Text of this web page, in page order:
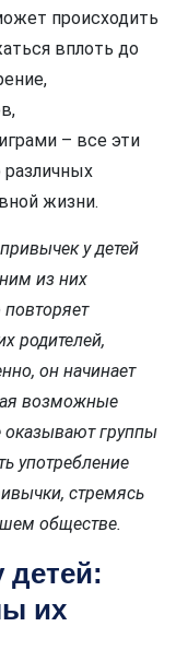
происходить
вплоть до
– все эти
жизни.
у детей
из них
родителей,
он начинает
возможные
оказывают группы
употребление
стремясь
обществе.
их